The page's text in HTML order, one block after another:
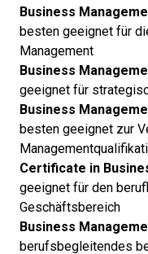
Business
besten geeignet für
Management
Business
geeignet für
Business
besten geeignet zur
Certificate in
geeignet für den
Geschäftsbereich
Business
berufsbegleitendes